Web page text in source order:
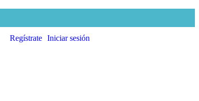
Regístrate Iniciar sesión